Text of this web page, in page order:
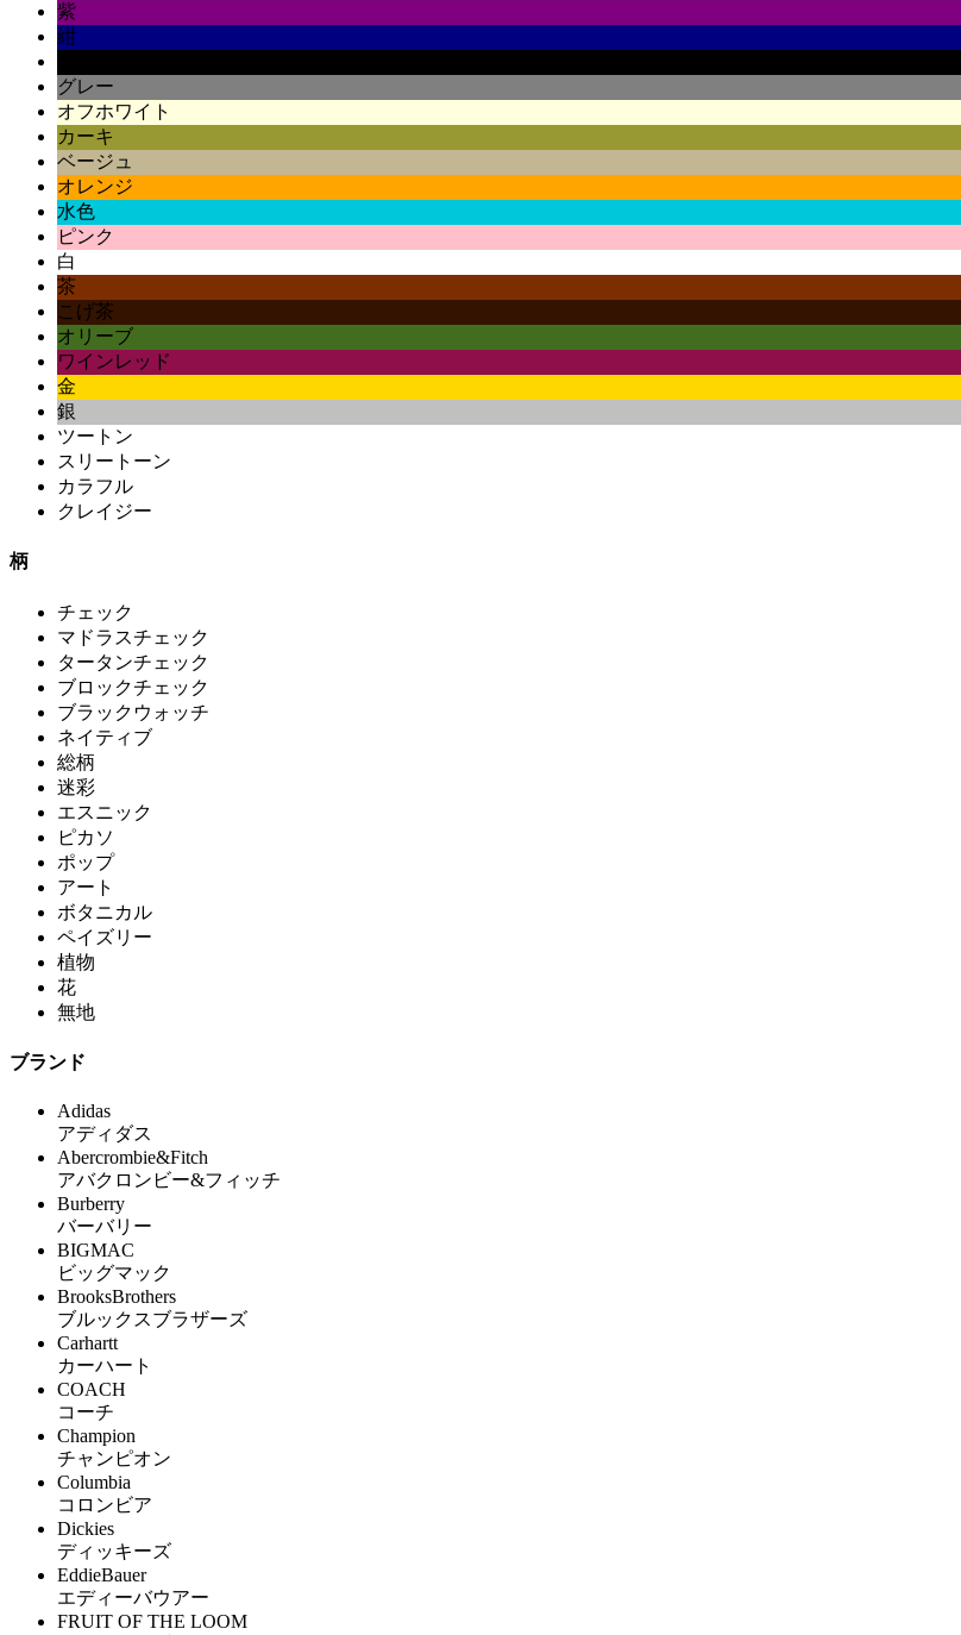
紫
紺
グレー
オフホワイト
カーキ
ベージュ
オレンジ
水色
ピンク
白
茶
こげ茶
オリーブ
ワインレッド
金
銀
ツートン
スリートーン
カラフル
クレイジー
柄
チェック
マドラスチェック
タータンチェック
ブロックチェック
ブラックウォッチ
ネイティブ
総柄
迷彩
エスニック
ピカソ
ポップ
アート
ボタニカル
ペイズリー
植物
花
無地
ブランド
Adidas
アディダス
Abercrombie&Fitch
アバクロンビー&フィッチ
Burberry
バーバリー
BIGMAC
ビッグマック
BrooksBrothers
ブルックスブラザーズ
Carhartt
カーハート
COACH
コーチ
Champion
チャンピオン
Columbia
コロンビア
Dickies
ディッキーズ
EddieBauer
エディーバウアー
FRUIT OF THE LOOM